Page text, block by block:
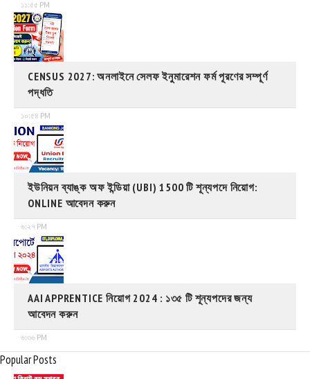
১১:৫৫ PM
CENSUS 2027: অনলাইনে সেলফ ইনুমারেশন ফর্ম পূরণের সম্পূর্ণ
পদ্ধতি
১০:৫৪ PM
ইউনিয়ন ব্যাঙ্ক অফ ইন্ডিয়া (UBI) 1500 টি শূন্যপদে নিয়োগ:
ONLINE আবেদন করুন
৬:২৭ PM
AAI APPRENTICE নিয়োগ 2024 : ১৩৫ টি শূন্যপদের জন্য
আবেদন করুন
৬:৩৬ PM
Popular Posts